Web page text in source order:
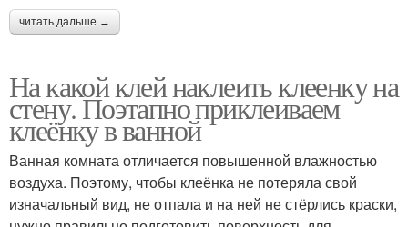
читать дальше →
На какой клей наклеить клеенку на
стену. Поэтапно приклеиваем
клеёнку в ванной
Ванная комната отличается повышенной влажностью
воздуха. Поэтому, чтобы клеёнка не потеряла свой
изначальный вид, не отпала и на ней не стёрлись краски,